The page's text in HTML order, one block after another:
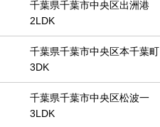
千葉県千葉市中央区出洲港
2LDK
千葉県千葉市中央区本千葉町
3DK
千葉県千葉市中央区松波一
3LDK